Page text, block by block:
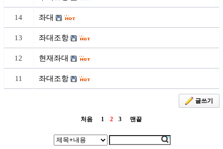
14 좌대
13 좌대조항
12 현재좌대
11 좌대조항
글쓰기
처음 1 2 3 맨끝